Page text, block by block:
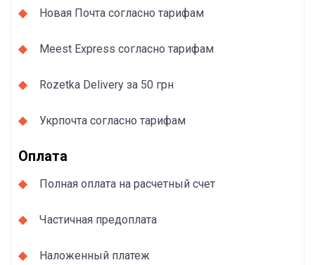
Новая Почта согласно тарифам
Meest Express согласно тарифам
Rozetka Delivery за 50 грн
Укрпочта согласно тарифам
Оплата
Полная оплата на расчетный счет
Частичная предоплата
Наложенный платеж